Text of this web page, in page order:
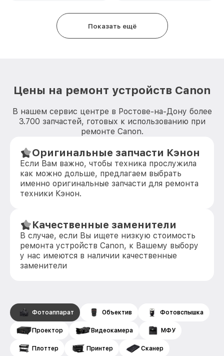
Показать ещё
Цены на ремонт устройств Canon
В нашем сервис центре в Ростове-на-Дону более
3.700 запчастей, готовых к использованию при
ремонте Canon.
Оригинальные запчасти Кэнон
Если Вам важно, чтобы техника прослужила
как можно дольше, предлагаем выбрать
именно оригинальные запчасти для ремонта
техники Кэнон.
Качественные заменители
В случае, если Вы ищете низкую стоимость
ремонта устройств Canon, к Вашему выбору
у нас имеются в наличии качественные
заменители
Фотоаппарат Объектив Фотовспышка
Проектор Видеокамера МФУ
Плоттер Принтер Сканер